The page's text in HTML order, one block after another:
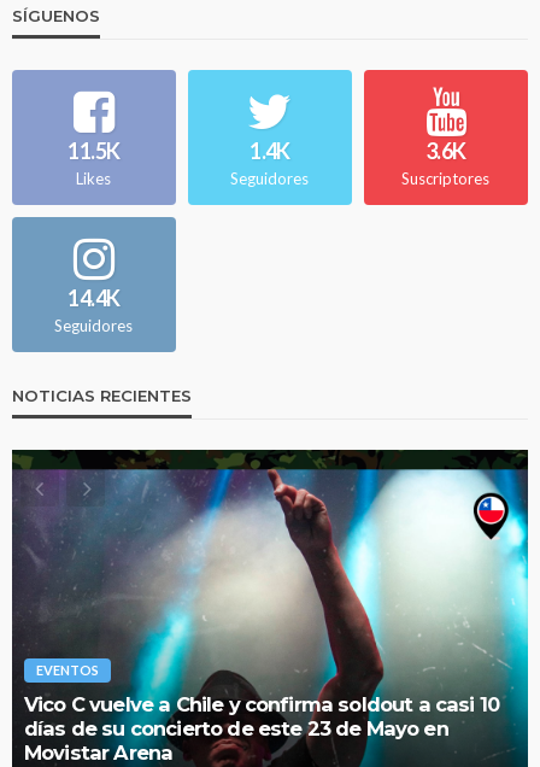
SÍGUENOS
11.5K
Likes
1.4K
Seguidores
3.6K
Suscriptores
14.4K
Seguidores
NOTICIAS RECIENTES
EVENTOS
Vico C vuelve a Chile y confirma soldout a casi 10
días de su concierto de este 23 de Mayo en
Movistar Arena